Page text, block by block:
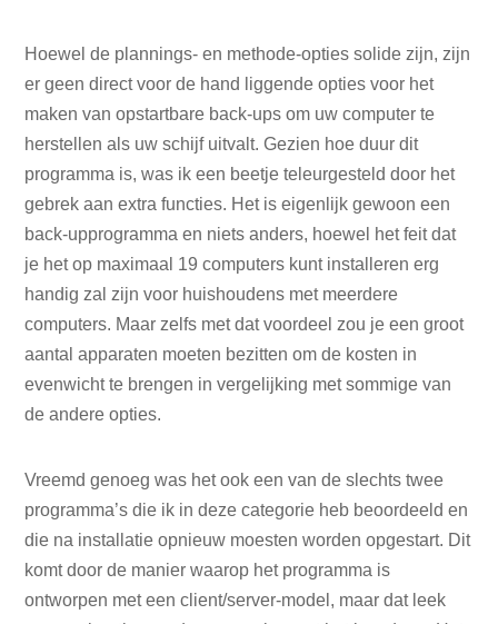
Hoewel de plannings- en methode-opties solide zijn, zijn
er geen direct voor de hand liggende opties voor het
maken van opstartbare back-ups om uw computer te
herstellen als uw schijf uitvalt. Gezien hoe duur dit
programma is, was ik een beetje teleurgesteld door het
gebrek aan extra functies. Het is eigenlijk gewoon een
back-upprogramma en niets anders, hoewel het feit dat
je het op maximaal 19 computers kunt installeren erg
handig zal zijn voor huishoudens met meerdere
computers. Maar zelfs met dat voordeel zou je een groot
aantal apparaten moeten bezitten om de kosten in
evenwicht te brengen in vergelijking met sommige van
de andere opties.
Vreemd genoeg was het ook een van de slechts twee
programma’s die ik in deze categorie heb beoordeeld en
die na installatie opnieuw moesten worden opgestart. Dit
komt door de manier waarop het programma is
ontworpen met een client/server-model, maar dat leek